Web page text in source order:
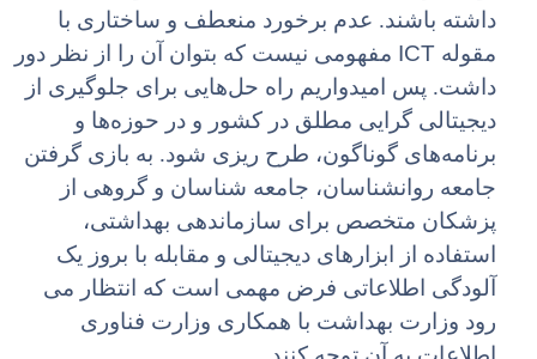
داشته باشند. عدم برخورد منعطف و ساختارى با
مقوله ICT مفهومى نیست که بتوان آن را از نظر دور
داشت. پس امیدواریم راه حل‌هایى براى جلوگیرى از
دیجیتالى گرایى مطلق در کشور و در حوزه‌ها و
برنامه‌هاى گوناگون، طرح ریزى شود. به بازى گرفتن
جامعه روانشناسان، جامعه شناسان و گروهى از
پزشکان متخصص براى سازماندهى بهداشتى،
استفاده از ابزارهاى دیجیتالى و مقابله با بروز یک
آلودگى اطلاعاتى فرض مهمى است که انتظار مى
رود وزارت بهداشت با همکارى وزارت فناورى